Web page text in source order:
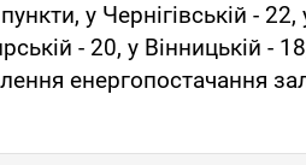
у Чернігівській - 22,
- 20, у Вінницькій -
енергопостачання